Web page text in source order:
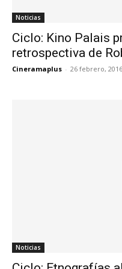
Noticias
Ciclo: Kino Palais
retrospectiva de
Cineramaplus - 26 febrero, 2016
Noticias